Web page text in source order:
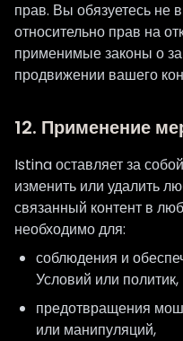
прав. Вы обязуетесь не
относительно прав на
применимые законы о
продвижении вашего
12. Применение
Istina оставляет за
изменить или удалить
связанный контент в
необходимо для:
соблюдения и
Условий или политик,
предотвращения
или манипуляций,